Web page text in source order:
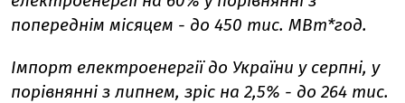
попереднім місяцем - до 450 тис. МВт*год.
Імпорт електроенергії до України у серпні, у
порівнянні з липнем, зріс на 2,5% - до 264 тис.